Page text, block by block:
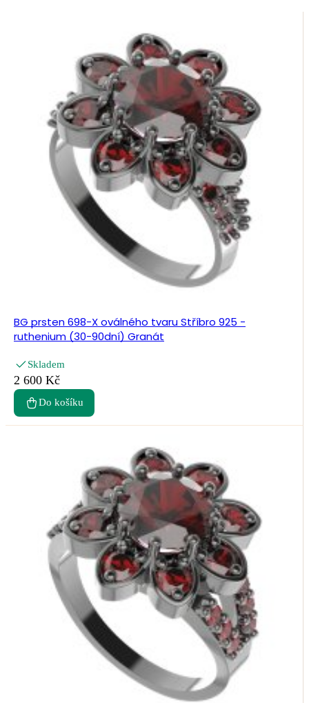
BG prsten 698-X oválného tvaru Stříbro 925 -
ruthenium (30-90dní) Granát
Skladem
2 600 Kč
Do košíku